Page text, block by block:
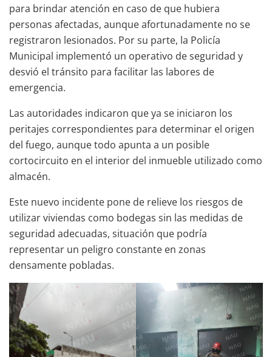
para brindar atención en caso de que hubiera
personas afectadas, aunque afortunadamente no se
registraron lesionados. Por su parte, la Policía
Municipal implementó un operativo de seguridad y
desvió el tránsito para facilitar las labores de
emergencia.
Las autoridades indicaron que ya se iniciaron los
peritajes correspondientes para determinar el origen
del fuego, aunque todo apunta a un posible
cortocircuito en el interior del inmueble utilizado como
almacén.
Este nuevo incidente pone de relieve los riesgos de
utilizar viviendas como bodegas sin las medidas de
seguridad adecuadas, situación que podría
representar un peligro constante en zonas
densamente pobladas.